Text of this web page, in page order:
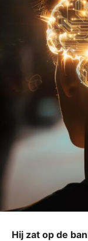
Hij zat op de